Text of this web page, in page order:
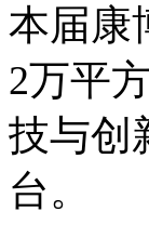
本届康
2万平
技与创
台。